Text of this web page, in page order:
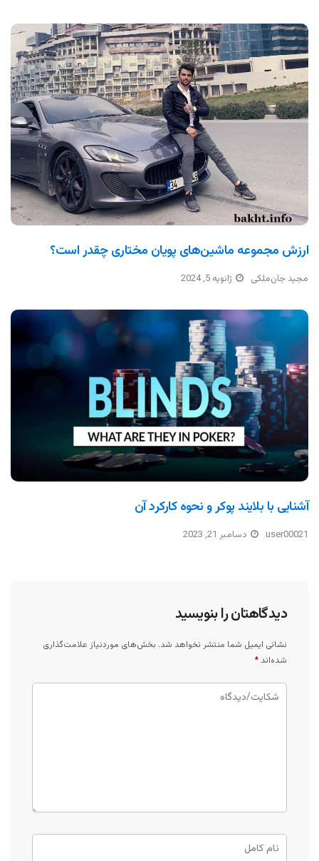
ارزش مجموعه ماشین‌های پویان مختاری چقدر است؟
مجید جان‌ملکی ژانویه 5, 2024
آشنایی با بلایند پوکر و نحوه کارکرد آن
user00021 دسامبر 21, 2023
دیدگاهتان را بنویسید
نشانی ایمیل شما منتشر نخواهد شد. بخش‌های موردنیاز علامت‌گذاری
شده‌اند *